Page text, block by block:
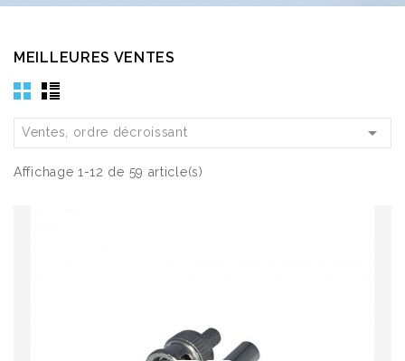
MEILLEURES VENTES
Ventes, ordre décroissant 
Affichage 1-12 de 59 article(s)